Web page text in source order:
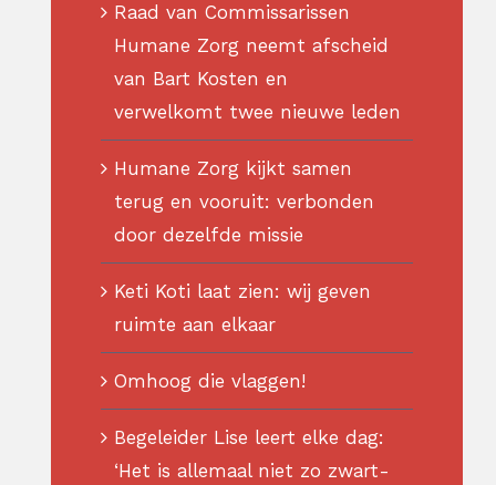
Raad van Commissarissen
Humane Zorg neemt afscheid
van Bart Kosten en
verwelkomt twee nieuwe leden
Humane Zorg kijkt samen
terug en vooruit: verbonden
door dezelfde missie
Keti Koti laat zien: wij geven
ruimte aan elkaar
Omhoog die vlaggen!
Begeleider Lise leert elke dag:
‘Het is allemaal niet zo zwart-